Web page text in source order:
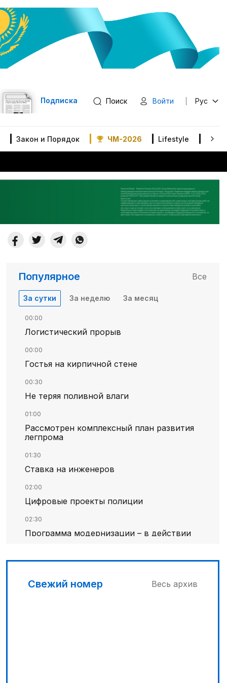
Подписка Поиск Войти Рус
Закон и Порядок ЧМ-2026 Lifestyle В
Популярное Все
За сутки За неделю За месяц
00:00
Логистический прорыв
00:00
Гостья на кирпичной стене
00:30
Не теряя поливной влаги
01:00
Рассмотрен комплексный план развития
легпрома
01:30
Ставка на инженеров
02:00
Цифровые проекты полиции
02:30
Программа модернизации – в действии
03:30
Свежий номер Весь архив